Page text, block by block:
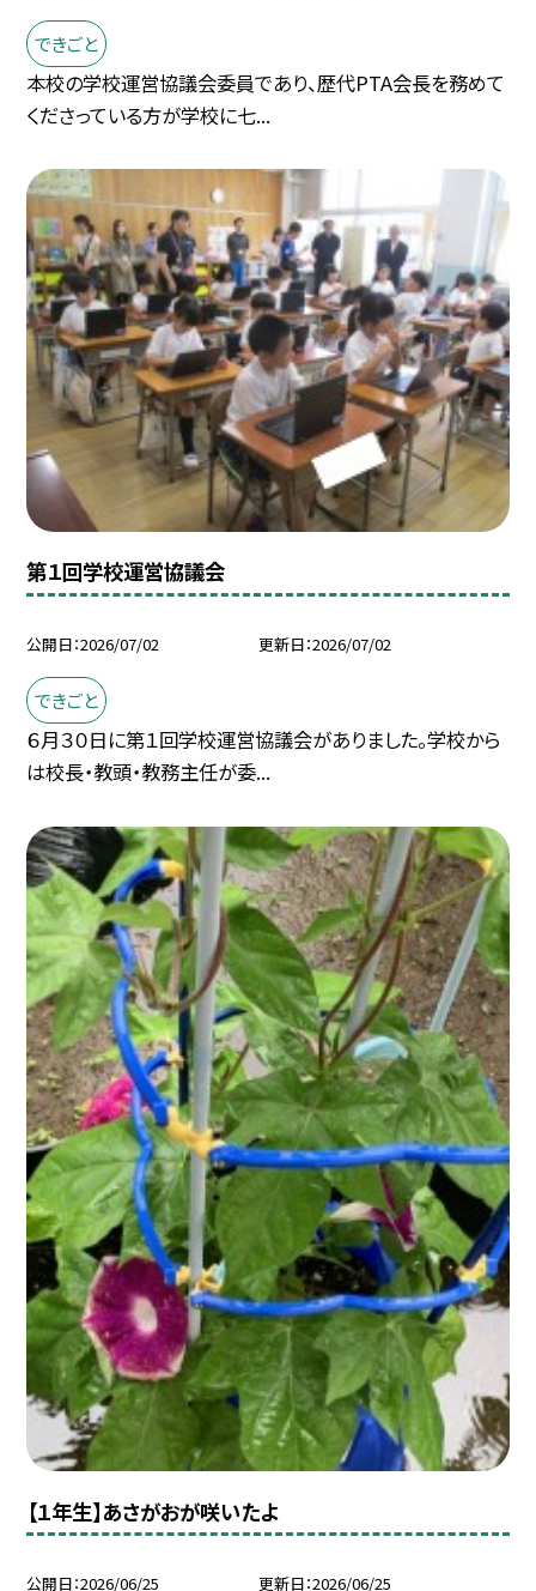
できごと
本校の学校運営協議会委員であり、歴代PTA会長を務めて
くださっている方が学校に七...
第１回学校運営協議会
公開日 2026/07/02 更新日 2026/07/02
できごと
６月３０日に第１回学校運営協議会がありました。学校から
は校長・教頭・教務主任が委...
【１年生】あさがおが咲いたよ
公開日 2026/06/25 更新日 2026/06/25